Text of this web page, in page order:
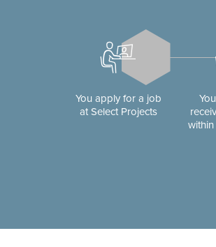
You apply for a job
at Select Projects